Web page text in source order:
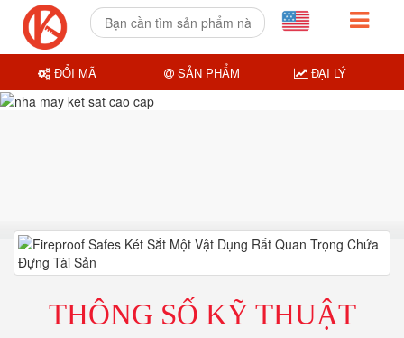
THÔNG SỐ KỸ THUẬT
ĐỔI MÃ SẢN PHẨM ĐẠI LÝ